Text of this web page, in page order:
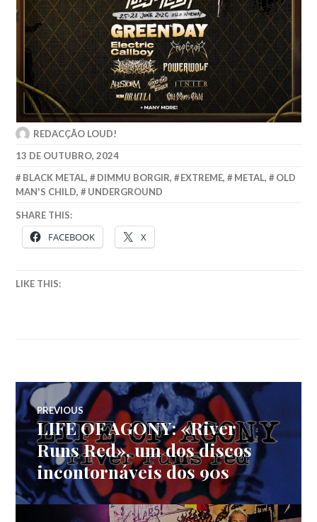
REDACÇÃO LOUD!
13 DE OUTUBRO, 2024
BLACK METAL, DIMMU BORGIR, EXTREME, METAL,
OLD
MAN'S CHILD, UNDERGROUND
SHARE THIS:
FACEBOOK X
LIKE THIS:
Navegação
de
artigos
PREVIOUS
Previous
post:
LIFE OF AGONY: «River
Runs Red», um dos discos
incontornáveis dos 90s